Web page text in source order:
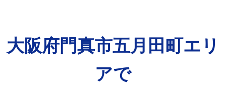
コンクリート斫り（厚さ10㎝まで） 27,500円
コンクリート斫り（厚さ10㎝超え）
大阪府門真市五月田町エリ
アで